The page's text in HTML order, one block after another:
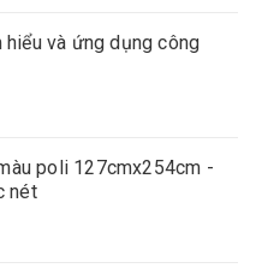
và ứng dụng công
poli 127cmx254cm -
nét